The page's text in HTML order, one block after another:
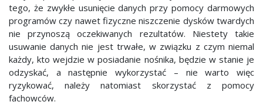
tego, że zwykłe usunięcie danych przy pomocy darmowych
programów czy nawet fizyczne niszczenie dysków twardych
nie przynoszą oczekiwanych rezultatów. Niestety takie
usuwanie danych nie jest trwałe, w związku z czym niemal
każdy, kto wejdzie w posiadanie nośnika, będzie w stanie je
odzyskać, a następnie wykorzystać – nie warto więc
ryzykować, należy natomiast skorzystać z pomocy
fachowców.